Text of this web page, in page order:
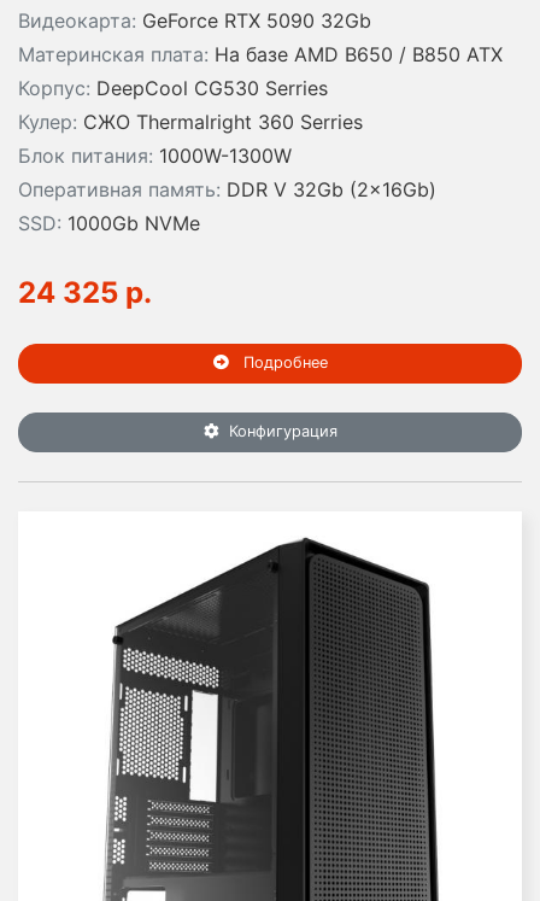
Видеокарта: GeForce RTX 5090 32Gb
Материнская плата: На базе AMD B650 / B850 ATX
Корпус: DeepCool CG530 Serries
Кулер: СЖО Thermalright 360 Serries
Блок питания: 1000W-1300W
Оперативная память: DDR V 32Gb (2x16Gb)
SSD: 1000Gb NVMe
24 325 р.
Подробнее
Конфигурация